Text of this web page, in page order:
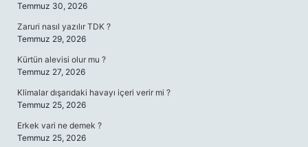
Temmuz 30, 2026
Zaruri nasıl yazılır TDK ?
Temmuz 29, 2026
Kürtün alevisi olur mu ?
Temmuz 27, 2026
Klimalar dışarıdaki havayı içeri verir mi ?
Temmuz 25, 2026
Erkek vari ne demek ?
Temmuz 25, 2026